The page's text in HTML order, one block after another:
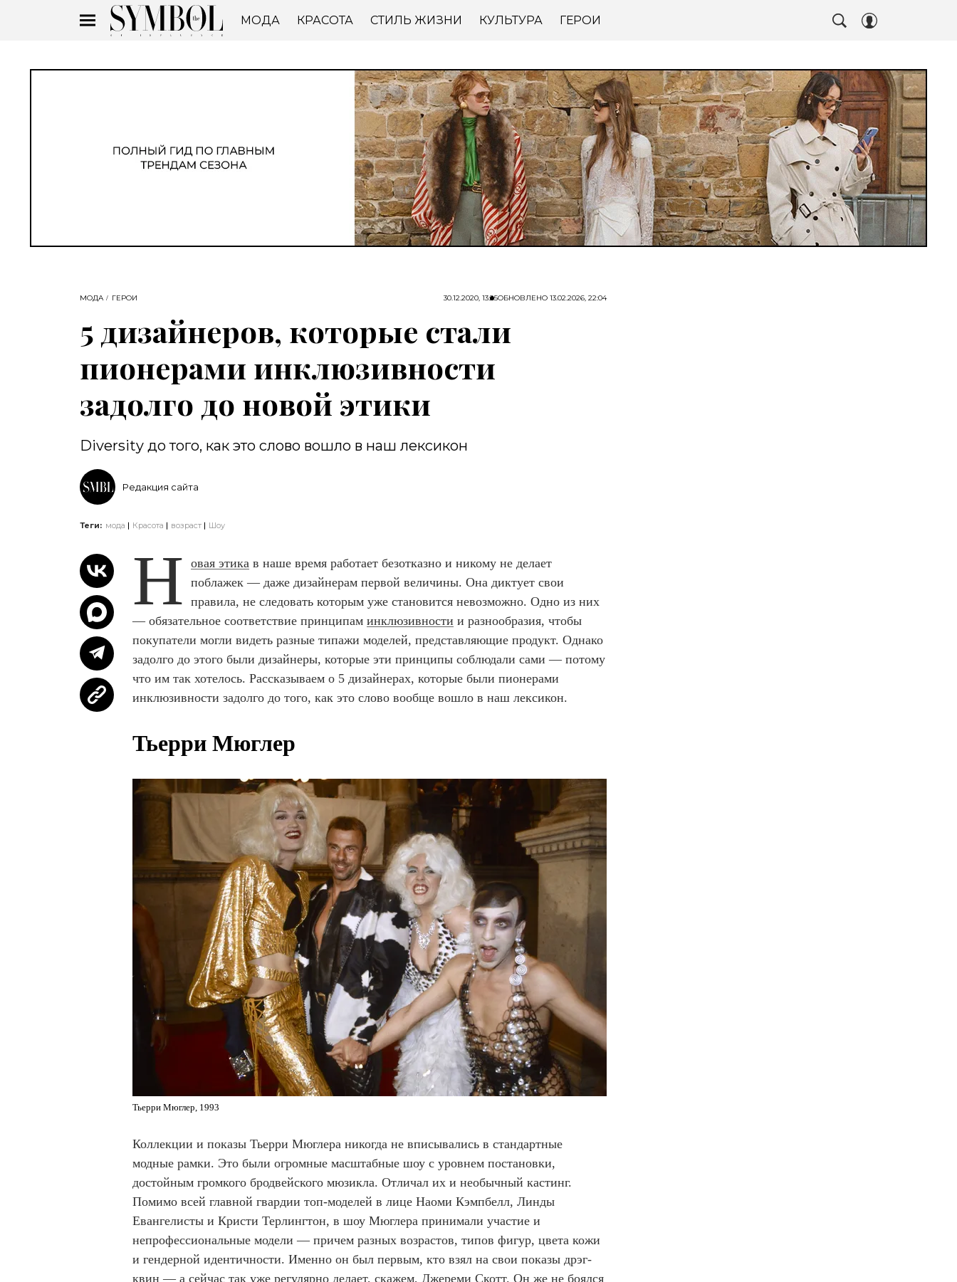
МОДА КРАСОТА СТИЛЬ ЖИЗНИ КУЛЬТУРА ГЕРОИ
МОДА ГЕРОИ 30.12.2020, 13:25ОБНОВЛЕНО 13.02.2026, 22:04
5 дизайнеров, которые стали
пионерами инклюзивности
задолго до новой этики
Diversity до того, как это слово вошло в наш лексикон
Редакция сайта
Теги: мода Красота возраст Шоу
Н овая этика в наше время работает безотказно и никому не делает
поблажек — даже дизайнерам первой величины. Она диктует свои
правила, не следовать которым уже становится невозможно. Одно из них
— обязательное соответствие принципам инклюзивности и разнообразия, чтобы
покупатели могли видеть разные типажи моделей, представляющие продукт. Однако
задолго до этого были дизайнеры, которые эти принципы соблюдали сами — потому
что им так хотелось. Рассказываем о 5 дизайнерах, которые были пионерами
инклюзивности задолго до того, как это слово вообще вошло в наш лексикон.
Тьерри Мюглер
Тьерри Мюглер, 1993
Коллекции и показы Тьерри Мюглера никогда не вписывались в стандартные
модные рамки. Это были огромные масштабные шоу с уровнем постановки,
достойным громкого бродвейского мюзикла. Отличал их и необычный кастинг.
Помимо всей главной гвардии топ-моделей в лице Наоми Кэмпбелл, Линды
Евангелисты и Кристи Терлингтон, в шоу Мюглера принимали участие и
непрофессиональные модели — причем разных возрастов, типов фигур, цвета кожи
и гендерной идентичности. Именно он был первым, кто взял на свои показы дрэг-
квин — а сейчас так уже регулярно делает, скажем, Джереми Скотт. Он же не боялся